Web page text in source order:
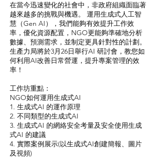
在當今迅速變化的社會中，非政府組織面臨著
越來越多的挑戰與機遇。 運用生成式人工智
慧（Gen AI），我們能夠有效提升工作效
率，優化資源配置，NGO更能夠準確地分析
數據、預測需求，並制定更具針對性的計劃。
生產力局將於3月26日舉行AI 研討會，教您如
何利用AI改善日常營運，提升專案管理的效
率！
工作坊重點：
NGO如何運用生成式AI
1. 生成式AI 的運作原理
2. 不同類型的生成式AI
3. 生成式AI 的網絡安全考量及安全使用生成
式AI 的建議
4. 實際案例展示(以生成式AI創建簡報、圖片
及視頻)